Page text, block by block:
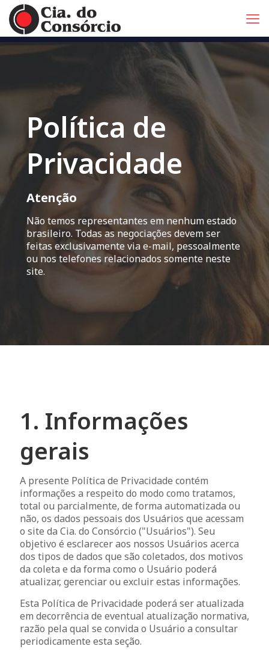
Política de
Privacidade
Atenção
Não temos representantes em nenhum estado
brasileiro. Todas as negociações devem ser
feitas exclusivamente via e-mail, pessoalmente
ou nos telefones relacionados somente neste
site.
1. Informações
gerais
A presente Política de Privacidade contém
informações a respeito do modo como tratamos,
total ou parcialmente, de forma automatizada ou
não, os dados pessoais dos Usuários que acessam
o site da Cia. do Consórcio ("Usuários"). Seu
objetivo é esclarecer aos nossos Usuários acerca
dos tipos de dados que são coletados, dos motivos
da coleta e da forma como o Usuário poderá
atualizar, gerenciar ou excluir estas informações.
Esta Política de Privacidade poderá ser atualizada
em decorrência de eventual atualização normativa,
razão pela qual se convida o Usuário a consultar
periodicamente esta seção.